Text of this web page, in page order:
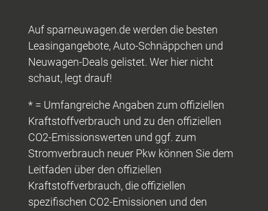
Auf sparneuwagen.de werden die besten
Leasingangebote, Auto-Schnäppchen und
Neuwagen-Deals gelistet. Wer hier nicht
schaut, legt drauf!
* = Umfangreiche Angaben zum offiziellen
Kraftstoffverbrauch und zu den offiziellen
CO2-Emissionswerten und ggf. zum
Stromverbrauch neuer Pkw können Sie dem
Leitfaden über den offiziellen
Kraftstoffverbrauch, die offiziellen
spezifischen CO2-Emissionen und den